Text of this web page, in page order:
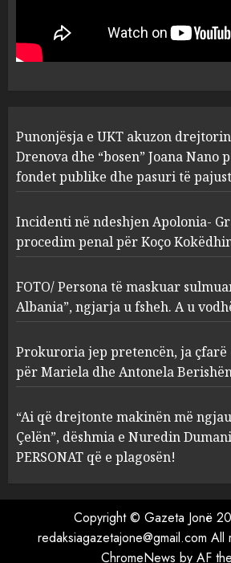
1
“bosen”
abuzim me
pasuri të
2
Apolonia-
procedim
Kokëdhimën
MARCH 27, 2025
3
FOTO/
sulmuan
ngjarja u
serverat?
MARCH 25, 2025
4
Prokuroria
çfarë dënimi
Berishën
MARCH 25, 2025
ngjau me
dëshmia e
flet për
Punonjësja e UKT akuzon
Drenova dhe “bosen” Joana Nano
fondet publike dhe pasuri të
Incidenti në ndeshjen Apolonia-
procedim penal për Koço
FOTO/ Persona të maskuar
Albania”, ngjarja u fsheh. A u
Prokuroria jep pretencën, ja
për Mariela dhe Antonela
“Ai që drejtonte makinën më
Çelën”, dëshmia e Nuredin
PERSONAT që e plagosën!
Copyright © Gazeta Jonë
redaksiagazetajone@gmail.com All
ChromeNews by AF